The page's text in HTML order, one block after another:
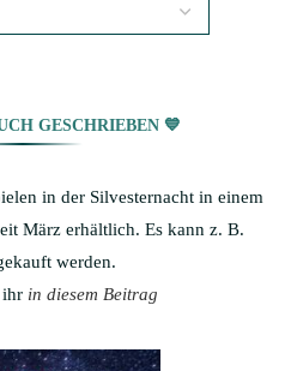
GESCHRIEBEN 💙
in der Silvesternacht in einem
März erhältlich. Es kann z. B.
werden.
ihr in diesem Beitrag